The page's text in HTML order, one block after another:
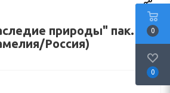
природы" пак. 50г
Россия)
0
0